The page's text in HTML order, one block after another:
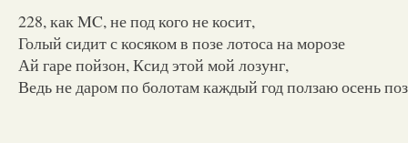
228, как MC, не под кого не косит,
Голый сидит с косяком в позе лотоса на морозе
Ай гаре пойзон, Ксид этой мой лозунг,
Ведь не даром по болотам каждый год ползаю осень